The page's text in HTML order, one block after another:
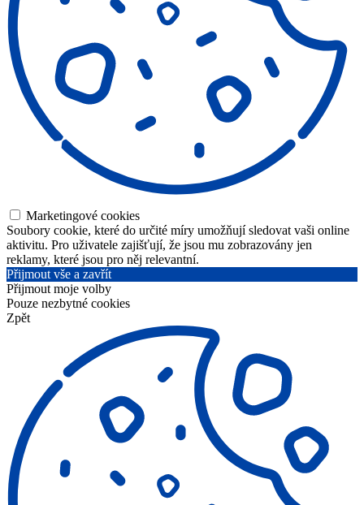
Marketingové cookies
Soubory cookie, které do určité míry umožňují sledovat vaši online
aktivitu. Pro uživatele zajišťují, že jsou mu zobrazovány jen
reklamy, které jsou pro něj relevantní.
Přijmout vše a zavřít
Přijmout moje volby
Pouze nezbytné cookies
Zpět